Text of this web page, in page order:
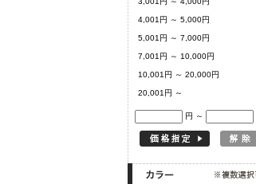
4,001円 ～ 5,000円
5,001円 ～ 7,000円
7,001円 ～ 10,000円
10,001円 ～ 20,000円
20,001円 ～
円 ～